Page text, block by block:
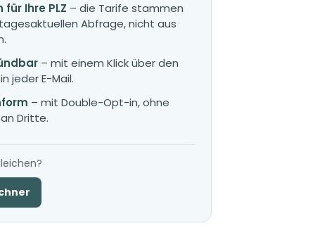
Ihre PLZ – die Tarife stammen
Abfrage, nicht aus
– mit einem Klick über den
jeder E-Mail.
– mit Double-Opt-in, ohne
Dritte.